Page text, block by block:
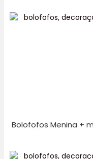
Bolofofos Menina +